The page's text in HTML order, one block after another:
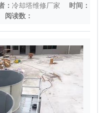
： 冷却塔维修厂家
时间：
阅读数：